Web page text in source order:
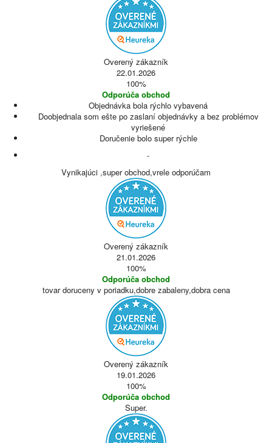
Overený zákazník
22.01.2026
100%
Odporúča obchod
Objednávka bola rýchlo vybavená
Doobjednala som ešte po zaslaní objednávky a bez problémov
vyriešené
Doručenie bolo super rýchle
-
Vynikajúci ,super obchod,vrele odporúčam
Overený zákazník
21.01.2026
100%
Odporúča obchod
tovar doruceny v poriadku,dobre zabaleny,dobra cena
Overený zákazník
19.01.2026
100%
Odporúča obchod
Super.